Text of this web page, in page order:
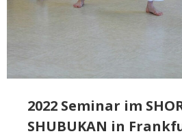
2022 Seminar im
SHUBUKAN in